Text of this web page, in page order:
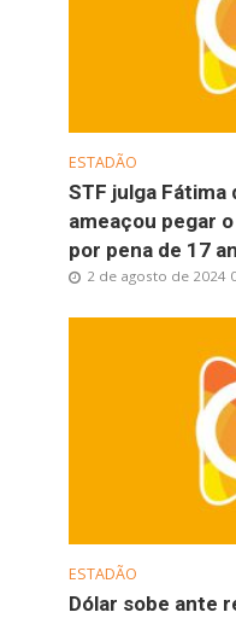
ESTADÃO
STF julga Fátima
ameaçou pegar
por pena de 17
2 de agosto de 2024
ESTADÃO
Dólar sobe ante